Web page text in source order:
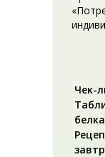
Чек-
белка